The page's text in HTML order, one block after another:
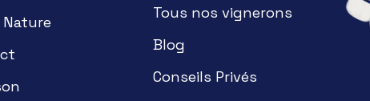
Nature
Tous nos vignerons
Blog
Conseils Privés